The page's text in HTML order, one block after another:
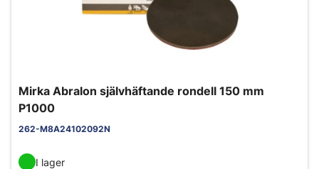
Mirka Abralon självhäftande rondell 150 mm
P1000
262-M8A24102092N
I lager